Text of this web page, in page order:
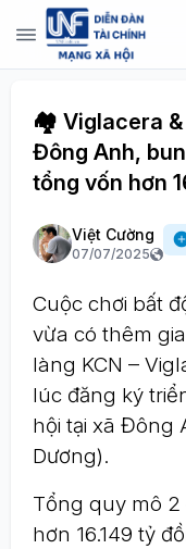
🏘 Viglacera &
Đông Anh,
tổng vốn hơn
Việt Cường
07/07/2025
Cuộc chơi bất
vừa có thêm
làng KCN –
lúc đăng ký
hội tại xã Đông
Dương).
Tổng quy mô
hơn 16.149 tỷ